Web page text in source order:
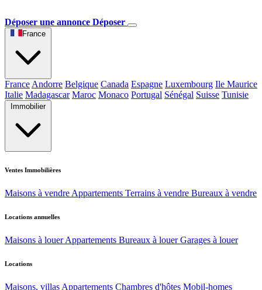
Déposer une annonce Déposer
France
France Andorre Belgique Canada Espagne Luxembourg Ile Maurice
Italie Madagascar Maroc Monaco Portugal Sénégal Suisse Tunisie
Immobilier
Ventes Immobilières
Maisons à vendre Appartements Terrains à vendre Bureaux à vendre
Locations annuelles
Maisons à louer Appartements Bureaux à louer Garages à louer
Locations
Maisons, villas Appartements Chambres d'hôtes Mobil-homes